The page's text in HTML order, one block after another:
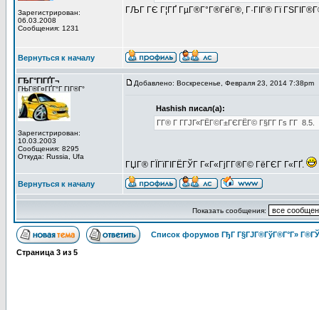
Зарегистрирован:
06.03.2008
Сообщения: 1231
ГЉГ ГЄ Г¦ГҐ ГµГ®Г°Г®ГёГ®, Г·ГІГ® Гї
Вернуться к началу
ГЂГ°ГІГҐГ¬
ГЊГ®Г¤ГҐГ°Г ГІГ®Г°
Зарегистрирован:
10.03.2003
Сообщения: 8295
Откуда: Russia, Ufa
Добавлено: Воскресенье, Февраля 23, 2014 7:38pm
Hashish писал(а):
Г­Г® Г Г­ГЈГ«ГЁГ©Г±ГЄГЁГ© Г§Г­Г Гѕ Г­Г 8.5.
ГЏГ® ГЇГїГІГЁГЎГ Г«Г«ГјГ­Г®Г© ГёГЄГ Г«ГҐ.
Вернуться к началу
Показать сообщения:
Список форумов ГђГ Г§ГЈГ®ГўГ®Г°Г»
Страница 3 из 5